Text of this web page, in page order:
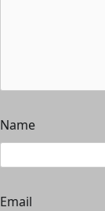
Name
Email